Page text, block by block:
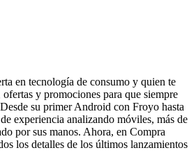
en tecnología de consumo y quien te
ofertas y promociones para que siempre
su primer Android con Froyo hasta
experiencia analizando móviles, más de
por sus manos. Ahora, en Compra
los detalles de los últimos lanzamientos